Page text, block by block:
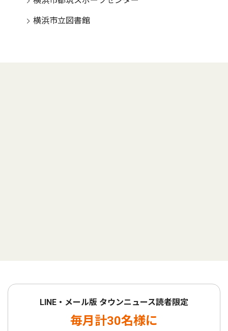
横浜市立図書館
LINE・メール版 タウンニュース読者限定
毎月計30名様に